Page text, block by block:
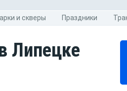
и скверы Праздники
Липецке